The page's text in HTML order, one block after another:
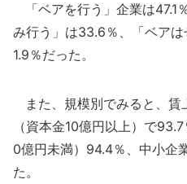
「ベアを行う」企業は47.1
み行う」は33.6％、「ベア
1.9％だった。
また、規模別でみると、賃
（資本金10億円以上）で
0億円未満）94.4％、中小企
た。